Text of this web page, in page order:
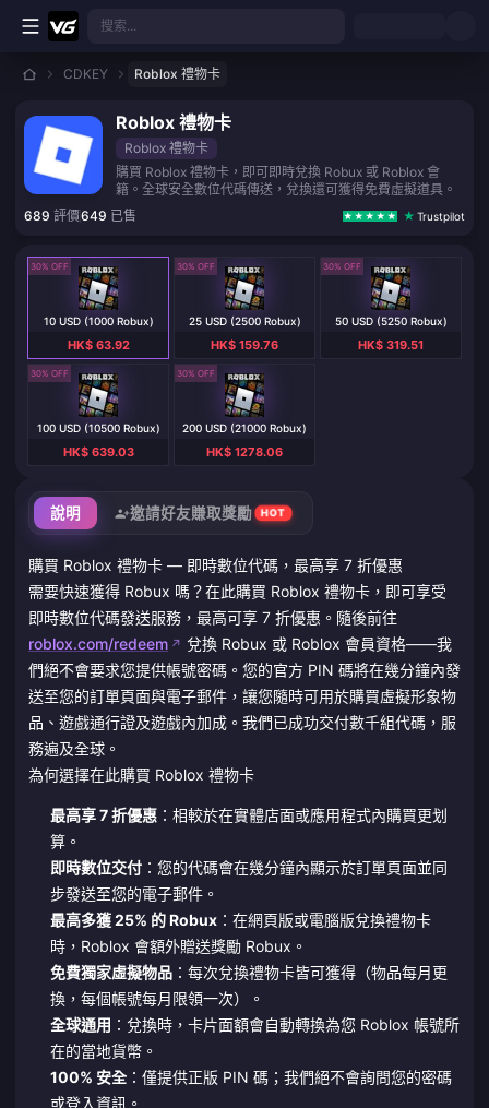
跳至主要內容
搜索...
CDKEY Roblox 禮物卡
Roblox 禮物卡
Roblox 禮物卡
購買 Roblox 禮物卡，即可即時兌換 Robux 或 Roblox 會
籍。全球安全數位代碼傳送，兌換還可獲得免費虛擬道具。
689 評價649 已售 Trustpilot
說明 邀請好友賺取獎勵 HOT
購買 Roblox 禮物卡 — 即時數位代碼，最高享 7 折優惠
需要快速獲得 Robux 嗎？在此購買 Roblox 禮物卡，即可享受
即時數位代碼發送服務，最高可享 7 折優惠。隨後前往
roblox.com/redeem
兌換 Robux 或 Roblox 會員資格——我
們絕不會要求您提供帳號密碼。您的官方 PIN 碼將在幾分鐘內發
送至您的訂單頁面與電子郵件，讓您隨時可用於購買虛擬形象物
品、遊戲通行證及遊戲內加成。我們已成功交付數千組代碼，服
務遍及全球。
為何選擇在此購買 Roblox 禮物卡
最高享 7 折優惠：相較於在實體店面或應用程式內購買更划
算。
即時數位交付：您的代碼會在幾分鐘內顯示於訂單頁面並同
步發送至您的電子郵件。
最高多獲 25% 的 Robux：在網頁版或電腦版兌換禮物卡
時，Roblox 會額外贈送獎勵 Robux。
免費獨家虛擬物品：每次兌換禮物卡皆可獲得（物品每月更
換，每個帳號每月限領一次）。
全球通用 ：兌換時，卡片面額會自動轉換為您 Roblox 帳號所
在的當地貨幣。
100% 安全：僅提供正版 PIN 碼；我們絕不會詢問您的密碼
或登入資訊。
30% OFF
10 USD (1000 Robux)
HK$ 63.92
30% OFF
25 USD (2500 Robux)
HK$ 159.76
30% OFF
50 USD (5250 Robux)
HK$ 319.51
30% OFF
100 USD (10500 Robux)
HK$ 639.03
30% OFF
200 USD (21000 Robux)
HK$ 1278.06